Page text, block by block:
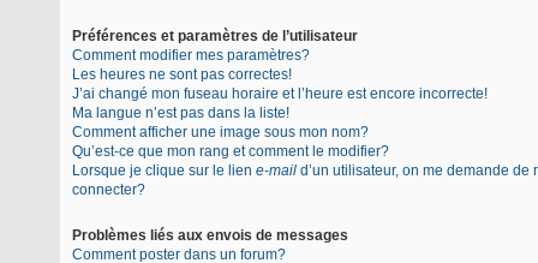
Préférences et paramètres de l’utilisateur
Comment modifier mes paramètres?
Les heures ne sont pas correctes!
J’ai changé mon fuseau horaire et l’heure est encore incorrecte!
Ma langue n’est pas dans la liste!
Comment afficher une image sous mon nom?
Qu’est-ce que mon rang et comment le modifier?
Lorsque je clique sur le lien e-mail d’un utilisateur, on me demande de
connecter?
Problèmes liés aux envois de messages
Comment poster dans un forum?